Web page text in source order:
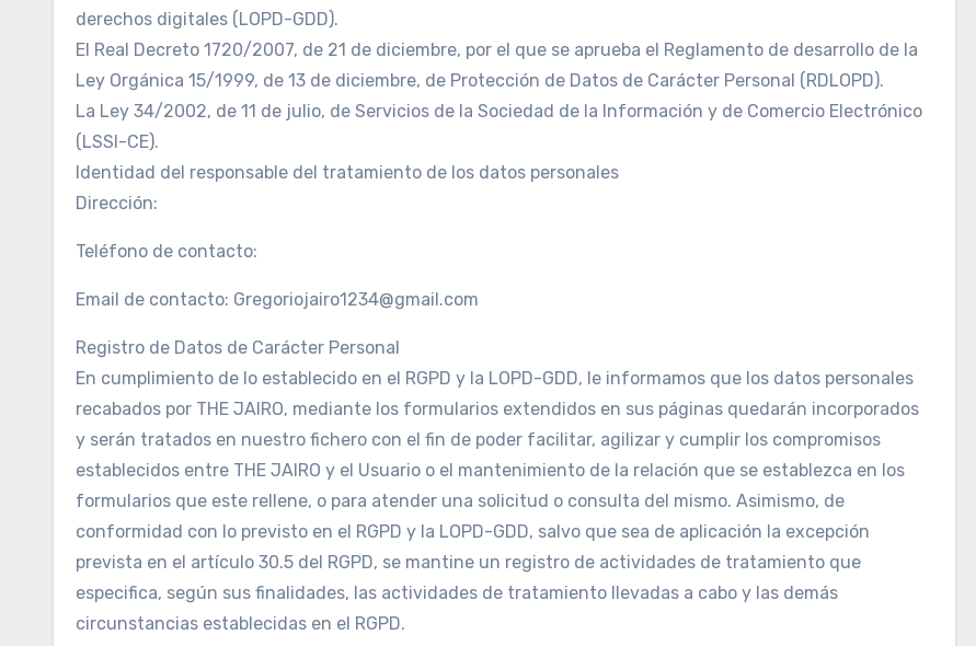
derechos digitales (LOPD-GDD).
El Real Decreto 1720/2007, de 21 de diciembre, por el que se aprueba el Reglamento de desarrollo de la
Ley Orgánica 15/1999, de 13 de diciembre, de Protección de Datos de Carácter Personal (RDLOPD).
La Ley 34/2002, de 11 de julio, de Servicios de la Sociedad de la Información y de Comercio Electrónico
(LSSI-CE).
Identidad del responsable del tratamiento de los datos personales
Dirección:
Teléfono de contacto:
Email de contacto: Gregoriojairo1234@gmail.com
Registro de Datos de Carácter Personal
En cumplimiento de lo establecido en el RGPD y la LOPD-GDD, le informamos que los datos personales
recabados por THE JAIRO, mediante los formularios extendidos en sus páginas quedarán incorporados
y serán tratados en nuestro fichero con el fin de poder facilitar, agilizar y cumplir los compromisos
establecidos entre THE JAIRO y el Usuario o el mantenimiento de la relación que se establezca en los
formularios que este rellene, o para atender una solicitud o consulta del mismo. Asimismo, de
conformidad con lo previsto en el RGPD y la LOPD-GDD, salvo que sea de aplicación la excepción
prevista en el artículo 30.5 del RGPD, se mantine un registro de actividades de tratamiento que
especifica, según sus finalidades, las actividades de tratamiento llevadas a cabo y las demás
circunstancias establecidas en el RGPD.